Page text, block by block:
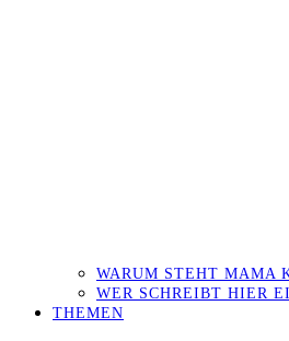
WARUM STEHT MAMA
WER SCHREIBT HIER
THEMEN